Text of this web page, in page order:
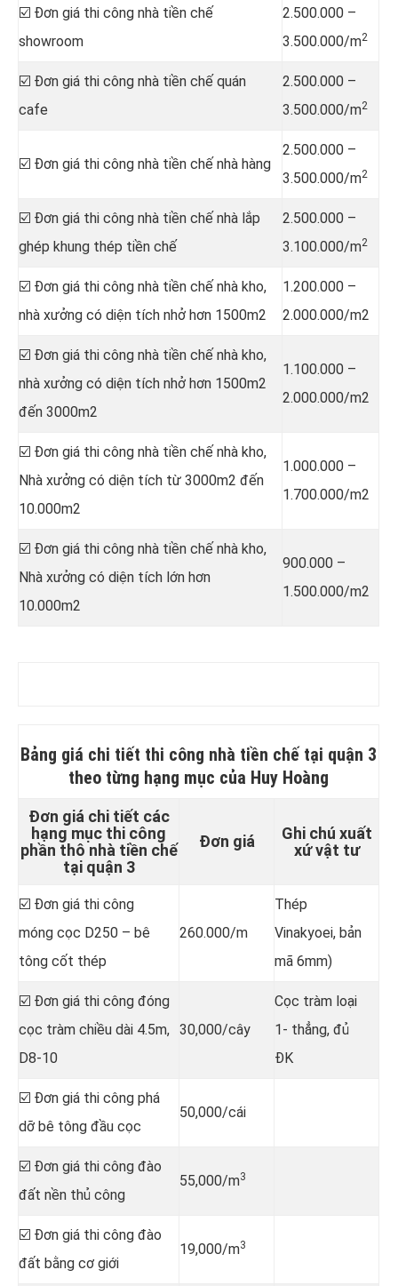
☑️ Đơn giá thi công nhà tiền chế
showroom
2.500.000 –
3.500.000/m2
☑️ Đơn giá thi công nhà tiền chế quán
cafe
2.500.000 –
3.500.000/m2
☑️ Đơn giá thi công nhà tiền chế nhà hàng
2.500.000 –
3.500.000/m2
☑️ Đơn giá thi công nhà tiền chế nhà lắp
ghép khung thép tiền chế
2.500.000 –
3.100.000/m2
☑️ Đơn giá thi công nhà tiền chế nhà kho,
nhà xưởng có diện tích nhở hơn 1500m2
1.200.000 –
2.000.000/m2
☑️ Đơn giá thi công nhà tiền chế nhà kho,
nhà xưởng có diện tích nhở hơn 1500m2
đến 3000m2
1.100.000 –
2.000.000/m2
☑️ Đơn giá thi công nhà tiền chế nhà kho,
Nhà xưởng có diện tích từ 3000m2 đến
10.000m2
1.000.000 –
1.700.000/m2
☑️ Đơn giá thi công nhà tiền chế nhà kho,
Nhà xưởng có diện tích lớn hơn
10.000m2
900.000 –
1.500.000/m2
Bảng giá chi tiết thi công nhà tiền chế tại quận 3
theo từng hạng mục của Huy Hoàng
Đơn giá chi tiết các
hạng mục thi công
phần thô nhà tiền chế
tại quận 3
Đơn giá
Ghi chú xuất
xứ vật tư
☑️ Đơn giá thi công
móng cọc D250 – bê
tông cốt thép
260.000/m
Thép
Vinakyoei, bản
mã 6mm)
☑️ Đơn giá thi công đóng
cọc tràm chiều dài 4.5m,
D8-10
30,000/cây
Cọc tràm loại
1- thẳng, đủ
ĐK
☑️ Đơn giá thi công phá
dỡ bê tông đầu cọc
50,000/cái
☑️ Đơn giá thi công đào
đất nền thủ công
55,000/m3
☑️ Đơn giá thi công đào
đất bằng cơ giới
19,000/m3